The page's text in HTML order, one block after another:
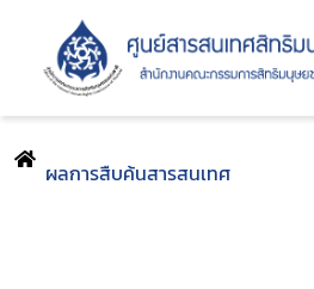
ผลการสืบค้นสารสนเทศ